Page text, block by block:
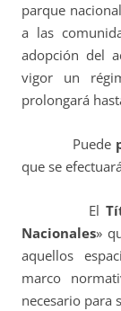
parque
a las
adopción del
vigor un
prolongará
Puede
que se
El
Nacionales»
aquellos
marco
necesario para